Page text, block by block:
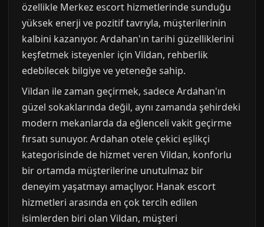
özellikle Merkez escort hizmetlerinde sunduğu
yüksek enerji ve pozitif tavrıyla, müşterilerinin
kalbini kazanıyor. Ardahan'ın tarihi güzelliklerini
keşfetmek isteyenler için Vildan, rehberlik
edebilecek bilgiye ve yeteneğe sahip.
Vildan ile zaman geçirmek, sadece Ardahan'ın
güzel sokaklarında değil, aynı zamanda şehirdeki
modern mekanlarda da eğlenceli vakit geçirme
fırsatı sunuyor. Ardahan otele çekici eşlikçi
kategorisinde de hizmet veren Vildan, konforlu
bir ortamda müşterilerine unutulmaz bir
deneyim yaşatmayı amaçlıyor. Hanak escort
hizmetleri arasında en çok tercih edilen
isimlerden biri olan Vildan, müşteri